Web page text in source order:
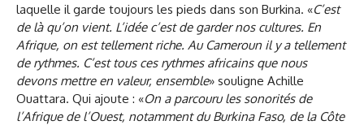
laquelle il garde toujours les pieds dans son Burkina. «C’est
de là qu’on vient. L’idée c’est de garder nos cultures. En
Afrique, on est tellement riche. Au Cameroun il y a tellement
de rythmes. C’est tous ces rythmes africains que nous
devons mettre en valeur, ensemble» souligne Achille
Ouattara. Qui ajoute : «On a parcouru les sonorités de
l’Afrique de l’Ouest, notamment du Burkina Faso, de la Côte